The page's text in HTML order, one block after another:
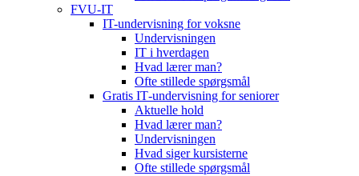
FVU-IT
IT-undervisning for voksne
Undervisningen
IT i hverdagen
Hvad lærer man?
Ofte stillede spørgsmål
Gratis IT‑undervisning for seniorer
Aktuelle hold
Hvad lærer man?
Undervisningen
Hvad siger kursisterne
Ofte stillede spørgsmål